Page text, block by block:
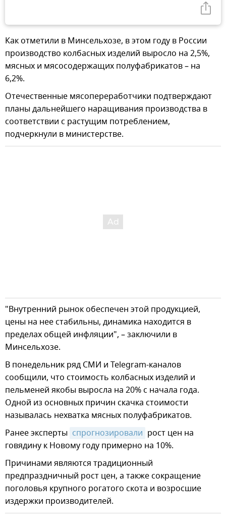
Как отметили в Минсельхозе, в этом году в России
производство колбасных изделий выросло на 2,5%,
мясных и мясосодержащих полуфабрикатов – на
6,2%.
Отечественные мясопереработчики подтверждают
планы дальнейшего наращивания производства в
соответствии с растущим потреблением,
подчеркнули в министерстве.
"Внутренний рынок обеспечен этой продукцией,
цены на нее стабильны, динамика находится в
пределах общей инфляции", – заключили в
Минсельхозе.
В понедельник ряд СМИ и Telegram-каналов
сообщили, что стоимость колбасных изделий и
пельменей якобы выросла на 20% с начала года.
Одной из основных причин скачка стоимости
называлась нехватка мясных полуфабрикатов.
Ранее эксперты спрогнозировали рост цен на
говядину к Новому году примерно на 10%.
Причинами являются традиционный
предпраздничный рост цен, а также сокращение
поголовья крупного рогатого скота и возросшие
издержки производителей.